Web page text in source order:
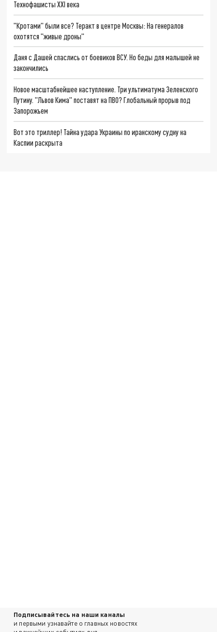
Технофашисты XXI века
"Кротами" были все? Теракт в центре Москвы: На генералов
охотятся "живые дроны"
Даня с Дашей спаслись от боевиков ВСУ. Но беды для малышей не
закончились
Новое масштабнейшее наступление. Три ультиматума Зеленского
Путину. "Львов Кима" поставят на ПВО? Глобальный прорыв под
Запорожьем
Вот это триллер! Тайна удара Украины по иранскому судну на
Каспии раскрыта
Подписывайтесь на наши каналы
и первыми узнавайте о главных новостях